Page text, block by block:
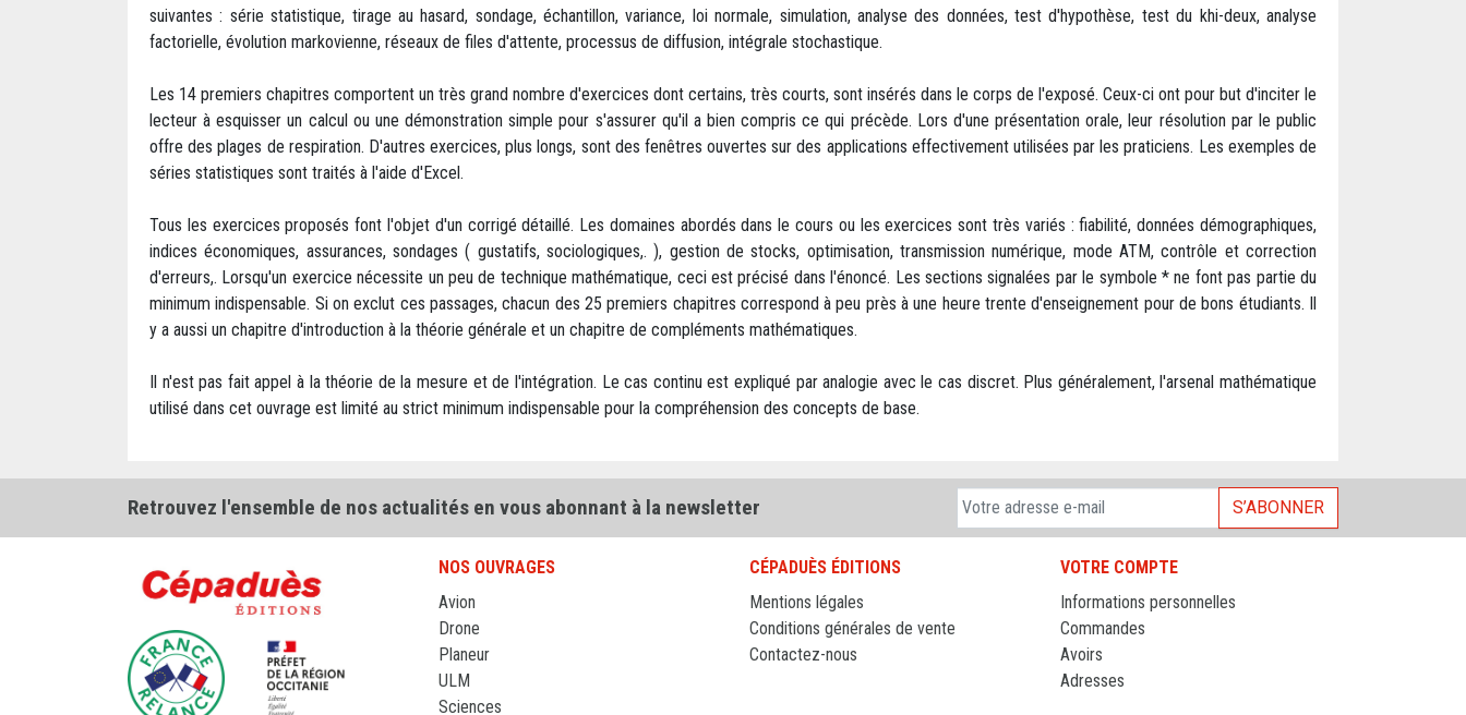
suivantes : série statistique, tirage au hasard, sondage, échantillon, variance, loi normale, simulation, analyse des données, test d'hypothèse, test du khi-deux, analyse
factorielle, évolution markovienne, réseaux de files d'attente, processus de diffusion, intégrale stochastique.
Les 14 premiers chapitres comportent un très grand nombre d'exercices dont certains, très courts, sont insérés dans le corps de l'exposé. Ceux-ci ont pour but d'inciter le
lecteur à esquisser un calcul ou une démonstration simple pour s'assurer qu'il a bien compris ce qui précède. Lors d'une présentation orale, leur résolution par le public
offre des plages de respiration. D'autres exercices, plus longs, sont des fenêtres ouvertes sur des applications effectivement utilisées par les praticiens. Les exemples de
séries statistiques sont traités à l'aide d'Excel.
Tous les exercices proposés font l'objet d'un corrigé détaillé. Les domaines abordés dans le cours ou les exercices sont très variés : fiabilité, données démographiques,
indices économiques, assurances, sondages ( gustatifs, sociologiques,. ), gestion de stocks, optimisation, transmission numérique, mode ATM, contrôle et correction
d'erreurs,. Lorsqu'un exercice nécessite un peu de technique mathématique, ceci est précisé dans l'énoncé. Les sections signalées par le symbole * ne font pas partie du
minimum indispensable. Si on exclut ces passages, chacun des 25 premiers chapitres correspond à peu près à une heure trente d'enseignement pour de bons étudiants. Il
y a aussi un chapitre d'introduction à la théorie générale et un chapitre de compléments mathématiques.
Il n'est pas fait appel à la théorie de la mesure et de l'intégration. Le cas continu est expliqué par analogie avec le cas discret. Plus généralement, l'arsenal mathématique
utilisé dans cet ouvrage est limité au strict minimum indispensable pour la compréhension des concepts de base.
Retrouvez l'ensemble de nos actualités en vous abonnant à la newsletter S’ABONNER
NOS OUVRAGES
Avion
Drone
Planeur
ULM
Sciences
CÉPADUÈS ÉDITIONS
Mentions légales
Conditions générales de vente
Contactez-nous
VOTRE COMPTE
Informations personnelles
Commandes
Avoirs
Adresses